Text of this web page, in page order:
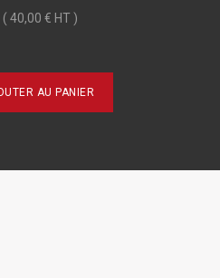
( 40,00 € HT )
AU PANIER